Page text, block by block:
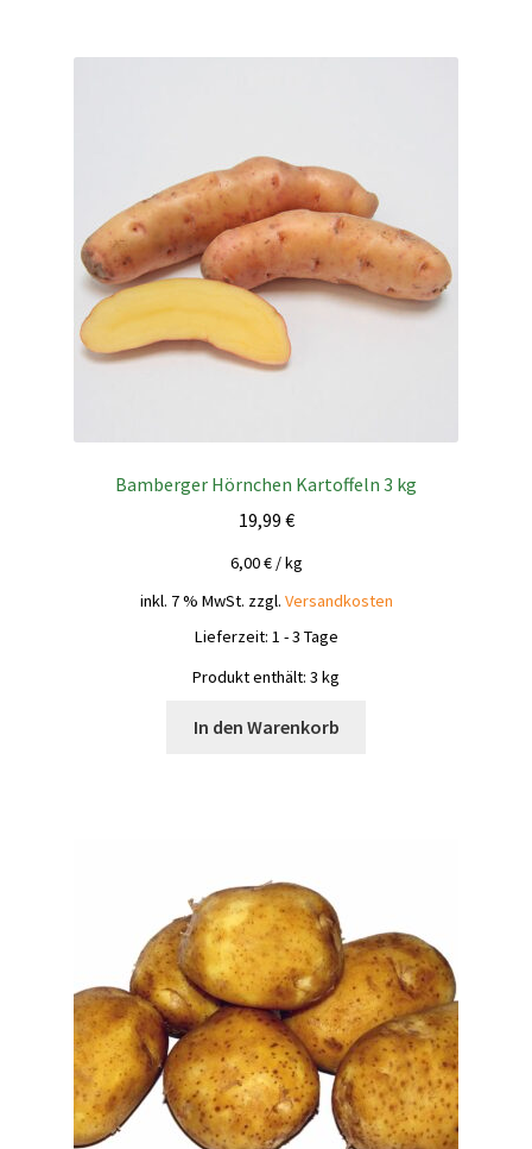
Bamberger Hörnchen Kartoffeln 3 kg
19,99 €
6,00€/kg
inkl. 7 % MwSt. zzgl. Versandkosten
Lieferzeit: 1 - 3 Tage
Produkt enthält: 3 kg
In den Warenkorb